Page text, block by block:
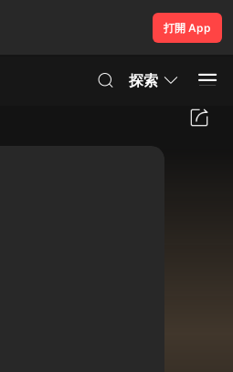
打開 App
探索